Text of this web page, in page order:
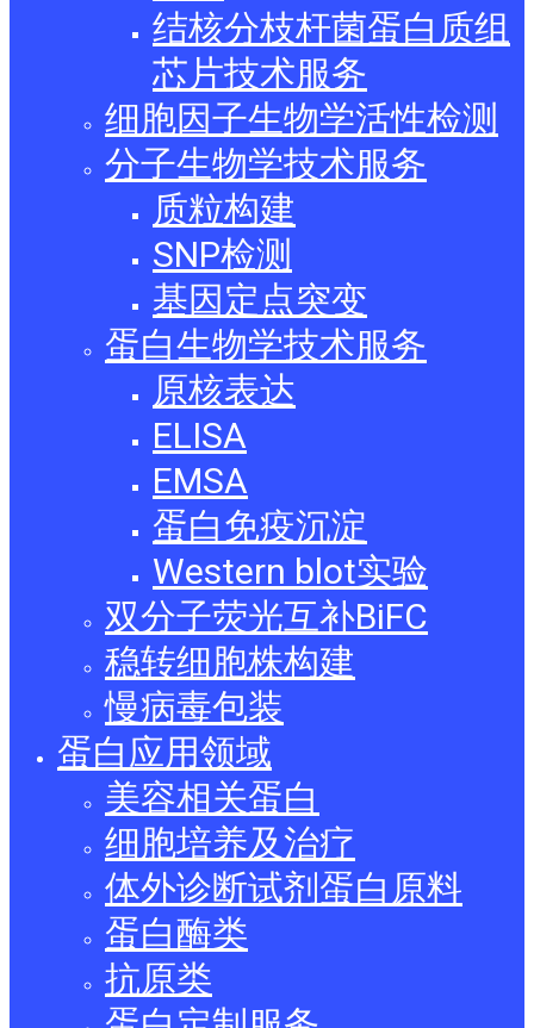
结核分枝杆菌蛋白质组
芯片技术服务
细胞因子生物学活性检测
分子生物学技术服务
质粒构建
SNP检测
基因定点突变
蛋白生物学技术服务
原核表达
ELISA
EMSA
蛋白免疫沉淀
Western blot实验
双分子荧光互补BiFC
稳转细胞株构建
慢病毒包装
蛋白应用领域
美容相关蛋白
细胞培养及治疗
体外诊断试剂蛋白原料
蛋白酶类
抗原类